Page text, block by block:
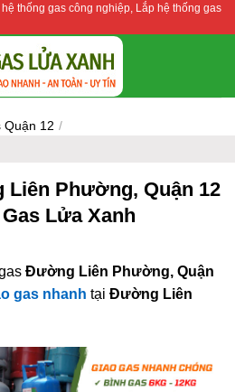
thống gas công nghiệp, Lắp hệ thống gas
Quận 12 /
Phường, Quận 12
Lửa Xanh
Đường Liên Phường, Quận
gas nhanh tại Đường Liên